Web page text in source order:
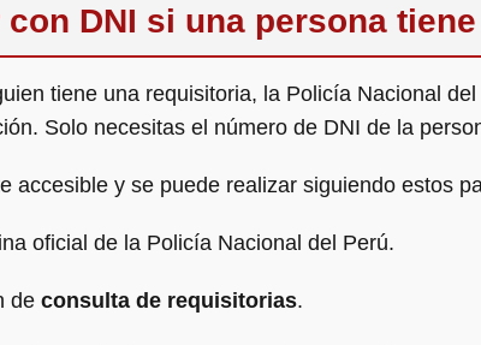
DNI si una persona
tiene una requisitoria, la Policía Nacional
Solo necesitas el número de DNI de la
accesible y se puede realizar siguiendo estos
oficial de la Policía Nacional del Perú.
de consulta de requisitorias.